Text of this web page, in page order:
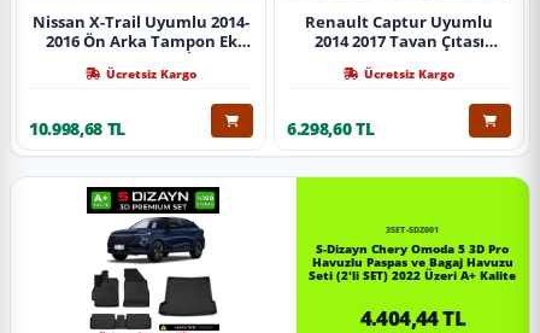
Nissan X-Trail Uyumlu 2014-
2016 Ön Arka Tampon Ek
Koruma Difüzör İthal
Ücretsiz Kargo
10.998,68 TL
Renault Captur Uyumlu
2014 2017 Tavan Çıtası
Ücretsiz Kargo
6.298,60 TL
3SET-SDZ001
S-Dizayn Chery Omoda 5 3D Pro
Havuzlu Paspas ve Bagaj Havuzu
Seti (2'li SET) 2022 Üzeri A+ Kalite
4.404,44 TL